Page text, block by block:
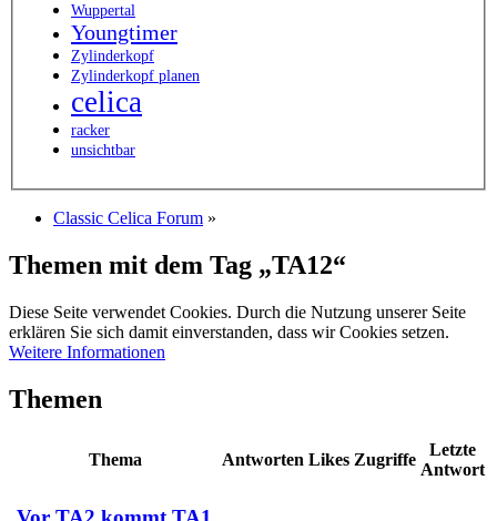
Wuppertal
Youngtimer
Zylinderkopf
Zylinderkopf planen
celica
racker
unsichtbar
Classic Celica Forum »
Themen mit dem Tag „TA12“
Diese Seite verwendet Cookies. Durch die Nutzung unserer Seite
erklären Sie sich damit einverstanden, dass wir Cookies setzen.
Weitere Informationen
Themen
Thema Antworten Likes Zugriffe
Letzte
Antwort